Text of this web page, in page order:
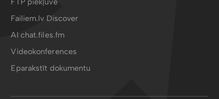
Failiem.lv Discover
AI chat.files.fm
Videokonferences
Eparakstīt dokumentu